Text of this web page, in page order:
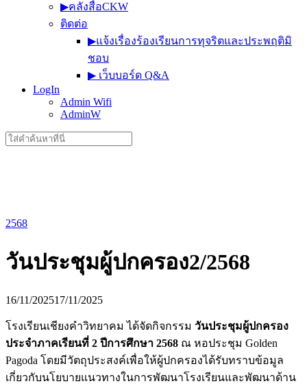
▶︎คลังสื่อCKW
ติดต่อ
▶︎แจ้งเรื่องร้องเรียนการทุจริตและประพฤติมิ
ชอบ
▶︎ เว็บบอร์ด Q&A
LogIn
Admin Wifi
AdminW
Search
for:
2568
วันประชุมผู้ปกครอง2/2568
16/11/202517/11/2025
โรงเรียนเชียงคำวิทยาคม ได้จัดกิจกรรม วันประชุมผู้ปกครอง
ประจำภาคเรียนที่ 2 ปีการศึกษา 2568 ณ หอประชุม Golden
Pagoda โดยมีวัตถุประสงค์เพื่อให้ผู้ปกครองได้รับทราบข้อมูล
เกี่ยวกับนโยบายแนวทางในการพัฒนาโรงเรียนและพัฒนาด้าน